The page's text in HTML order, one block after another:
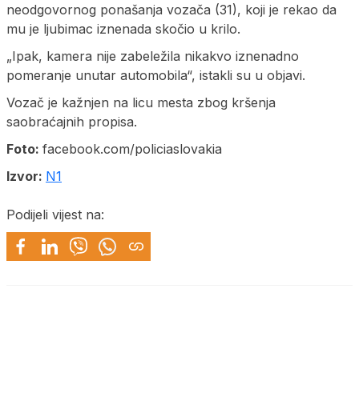
neodgovornog ponašanja vozača (31), koji je rekao da
mu je ljubimac iznenada skočio u krilo.
„Ipak, kamera nije zabeležila nikakvo iznenadno
pomeranje unutar automobila“, istakli su u objavi.
Vozač je kažnjen na licu mesta zbog kršenja
saobraćajnih propisa.
Foto: facebook.com/policiaslovakia
Izvor: N1
Podijeli vijest na: